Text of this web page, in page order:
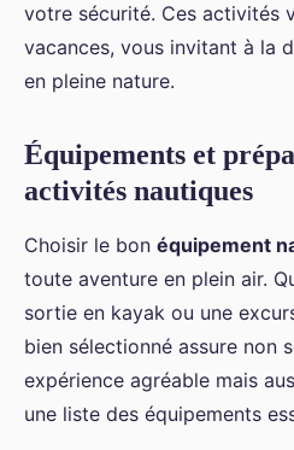
votre sécurité. Ces activités
vacances, vous invitant à la
en pleine nature.
Équipements et
activités nautiques
Choisir le bon équipement
toute aventure en plein air.
sortie en kayak ou une
bien sélectionné assure non
expérience agréable mais
une liste des équipements